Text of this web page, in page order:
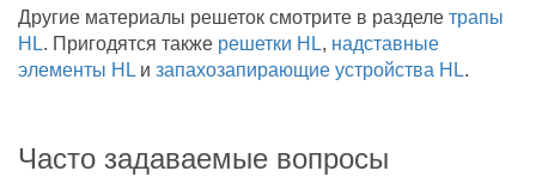
Другие материалы решеток смотрите в разделе трапы
HL. Пригодятся также решетки HL, надставные
элементы HL и запахозапирающие устройства HL.
Часто задаваемые вопросы